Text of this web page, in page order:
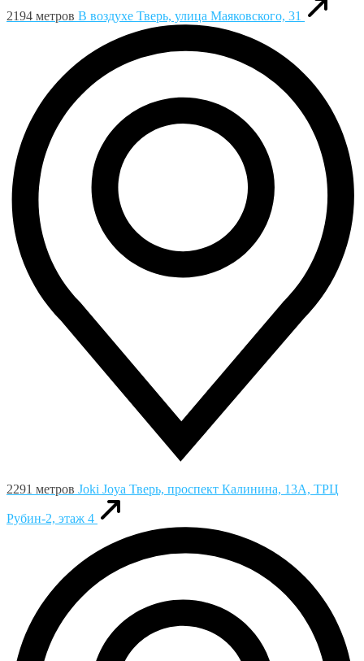
2194 метров В воздухе Тверь, улица Маяковского, 31
2291 метров Joki Joya Тверь, проспект Калинина, 13А, ТРЦ
Рубин-2, этаж 4